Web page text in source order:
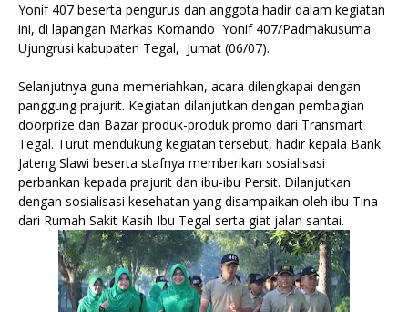
Yonif 407 beserta pengurus dan anggota hadir dalam kegiatan
ini, di lapangan Markas Komando Yonif 407/Padmakusuma
Ujungrusi kabupaten Tegal, Jumat (06/07).
Selanjutnya guna memeriahkan, acara dilengkapai dengan
panggung prajurit. Kegiatan dilanjutkan dengan pembagian
doorprize dan Bazar produk-produk promo dari Transmart
Tegal. Turut mendukung kegiatan tersebut, hadir kepala Bank
Jateng Slawi beserta stafnya memberikan sosialisasi
perbankan kepada prajurit dan ibu-ibu Persit. Dilanjutkan
dengan sosialisasi kesehatan yang disampaikan oleh ibu Tina
dari Rumah Sakit Kasih Ibu Tegal serta giat jalan santai.